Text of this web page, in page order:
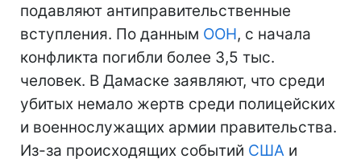
подавляют антиправительственные
вступления. По данным ООН, с начала
конфликта погибли более 3,5 тыс.
человек. В Дамаске заявляют, что среди
убитых немало жертв среди полицейских
и военнослужащих армии правительства.
Из-за происходящих событий США и